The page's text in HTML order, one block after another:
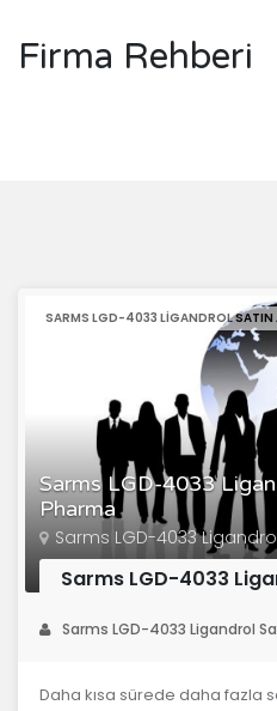
Firma Rehberi
Sarms LGD-4033
Pharma
SARMS LGD-4033 LIGANDROL SATIN
Sarms LGD-4033 Ligandrol
Sarms LGD-4033
Sarms LGD-4033 Ligandrol
Daha kısa sürede daha fazla